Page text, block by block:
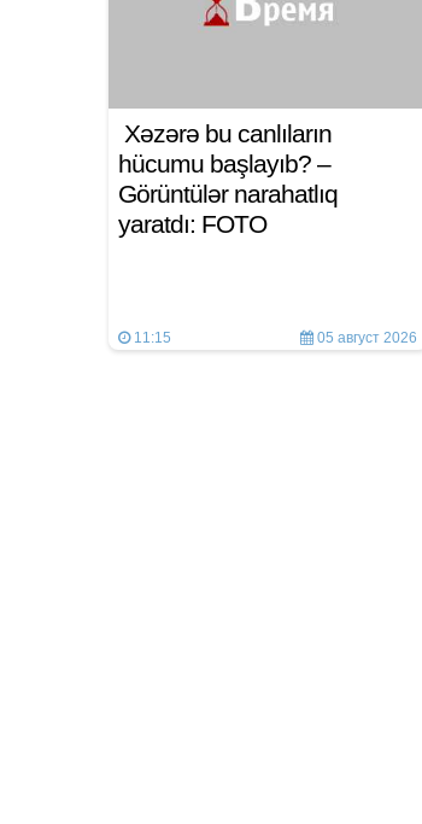
Xəzərə bu canlıların
hücumu başlayıb? –
Görüntülər narahatlıq
yaratdı: FOTO
11:15 05 август 2026